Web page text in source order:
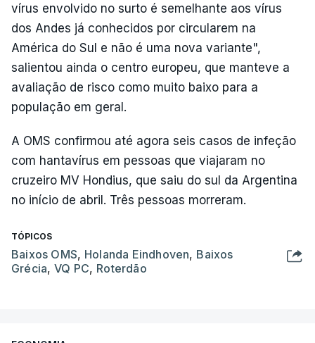
vírus envolvido no surto é semelhante aos vírus
dos Andes já conhecidos por circularem na
América do Sul e não é uma nova variante",
salientou ainda o centro europeu, que manteve a
avaliação de risco como muito baixo para a
população em geral.
A OMS confirmou até agora seis casos de infeção
com hantavírus em pessoas que viajaram no
cruzeiro MV Hondius, que saiu do sul da Argentina
no início de abril. Três pessoas morreram.
TÓPICOS
Baixos OMS, Holanda Eindhoven, Baixos
Grécia,VQ PC, Roterdão